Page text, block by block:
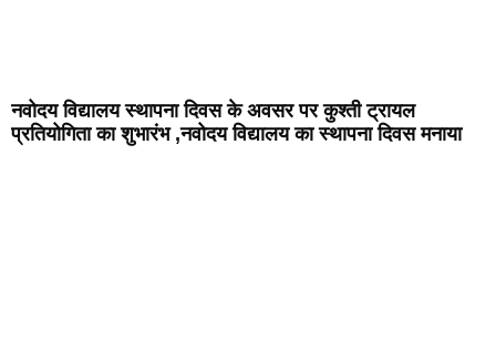
नवोदय विद्यालय स्थापना दिवस के अवसर पर कुश्ती ट्रायल
प्रतियोगिता का शुभारंभ ,नवोदय विद्यालय का स्थापना दिवस मनाया